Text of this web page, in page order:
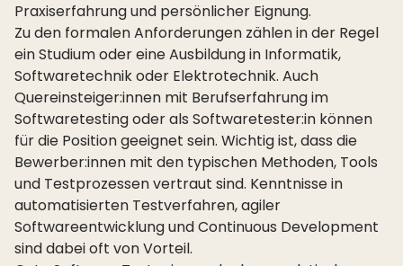
Praxiserfahrung und persönlicher Eignung.
Zu den formalen Anforderungen zählen in der Regel
ein Studium oder eine Ausbildung in Informatik,
Softwaretechnik oder Elektrotechnik. Auch
Quereinsteiger:innen mit Berufserfahrung im
Softwaretesting oder als Softwaretester:in können
für die Position geeignet sein. Wichtig ist, dass die
Bewerber:innen mit den typischen Methoden, Tools
und Testprozessen vertraut sind. Kenntnisse in
automatisierten Testverfahren, agiler
Softwareentwicklung und Continuous Development
sind dabei oft von Vorteil.